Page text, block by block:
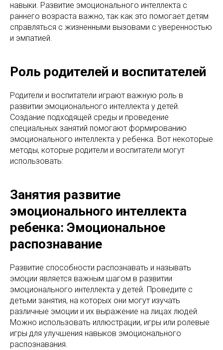
навыки. Развитие эмоционального интеллекта с
раннего возраста важно, так как это помогает детям
справляться с жизненными вызовами с уверенностью
и эмпатией.
Роль родителей и воспитателей
Родители и воспитатели играют важную роль в
развитии эмоционального интеллекта у детей.
Создание подходящей среды и проведение
специальных занятий помогают формированию
эмоционального интеллекта у ребенка. Вот некоторые
методы, которые родители и воспитатели могут
использовать:
Занятия развитие
эмоционального интеллекта
ребенка: Эмоциональное
распознавание
Развитие способности распознавать и называть
эмоции является важным шагом в развитии
эмоционального интеллекта у детей. Проведите с
детьми занятия, на которых они могут изучать
различные эмоции и их выражение на лицах людей.
Можно использовать иллюстрации, игры или ролевые
игры для улучшения навыков эмоционального
распознавания.